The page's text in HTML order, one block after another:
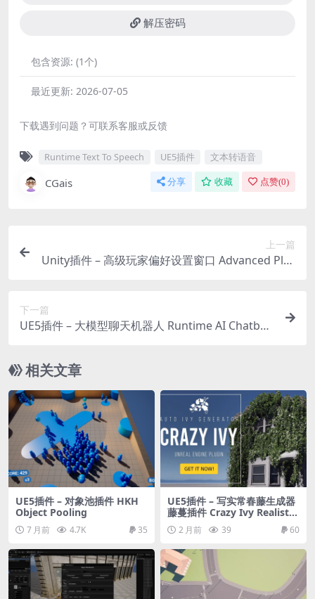
解压密码
包含资源: (1个)
最近更新: 2026-07-05
下载遇到问题？可联系客服或反馈
Runtime Text To Speech UE5插件 文本转语音
CGais 分享 收藏 点赞(0)
上一篇
Unity插件 – 高级玩家偏好设置窗口 Advanced Play
下一篇
UE5插件 – 大模型聊天机器人 Runtime AI Chatbot
de) +TTS
相关文章
UE5插件 – 对象池插件 HKH
Object Pooling
7 月前 4.7K 35
UE5插件 – 写实常春藤生成器
藤蔓插件 Crazy Ivy Realistic
Ivy Generator Vine Plugin –
Grow Procedural Plants in
Editor
2 月前 39 60